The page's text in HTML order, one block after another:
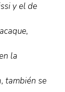
y el de
la
también se